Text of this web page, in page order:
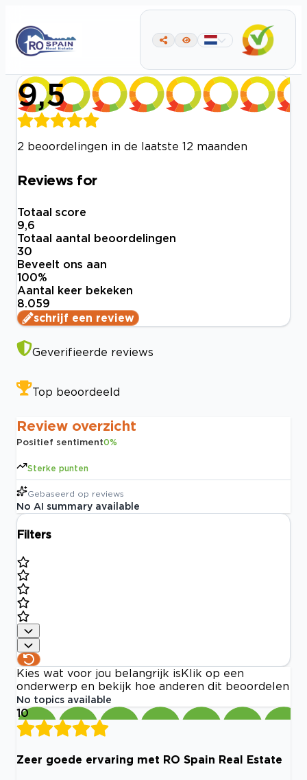
9,5
2 beoordelingen in de laatste 12 maanden
Reviews for
Totaal score
9,6
Totaal aantal beoordelingen
30
Beveelt ons aan
100%
Aantal keer bekeken
8.059
schrijf een review
Geverifieerde reviews
Top beoordeeld
Review overzicht
Positief sentiment0%
Sterke punten
Gebaseerd op reviews
No AI summary available
Filters
Kies wat voor jou belangrijk is Klik op een
onderwerp en bekijk hoe anderen dit beoordelen
No topics available
10
Zeer goede ervaring met RO Spain Real Estate